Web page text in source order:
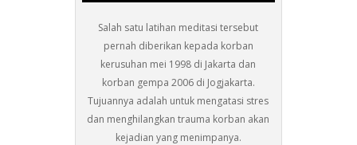
Salah satu latihan meditasi tersebut
pernah diberikan kepada korban
kerusuhan mei 1998 di Jakarta dan
korban gempa 2006 di Jogjakarta.
Tujuannya adalah untuk mengatasi stres
dan menghilangkan trauma korban akan
kejadian yang menimpanya.